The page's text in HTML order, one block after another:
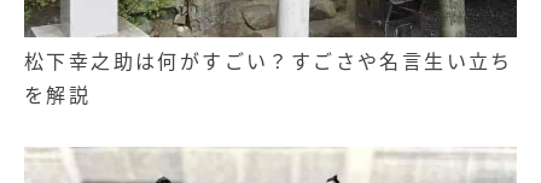
記事
無料お役立ち資料
経営セミナー
松下幸之助は何がすごい？すごさや名言生い立ち
を解説